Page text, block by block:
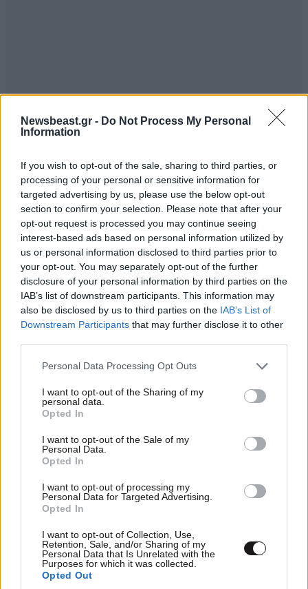
Newsbeast.gr - Do Not Process My Personal
Information
If you wish to opt-out of the sale, sharing to third parties, or
processing of your personal or sensitive information for
targeted advertising by us, please use the below opt-out
section to confirm your selection. Please note that after your
opt-out request is processed you may continue seeing
interest-based ads based on personal information utilized by
us or personal information disclosed to third parties prior to
your opt-out. You may separately opt-out of the further
disclosure of your personal information by third parties on the
IAB’s list of downstream participants. This information may
also be disclosed by us to third parties on the IAB’s List of
Downstream Participants that may further disclose it to other
Please note that this website/app uses one or more Google
not limited to your visit or usage behaviour. You may click to
grant or deny consent to Google and its third-party tags to
use your data for below specified purposes in below Google
consent section.
Personal Data Processing Opt Outs
I want to opt-out of the Sharing of my
personal data.
Opted In
I want to opt-out of the Sale of my
Personal Data.
Opted In
I want to opt-out of processing my
Personal Data for Targeted Advertising.
Opted In
I want to opt-out of Collection, Use,
Retention, Sale, and/or Sharing of my
Personal Data that Is Unrelated with the
Purposes for which it was collected.
Opted Out
Εριέττα Κούρκουλου – Τα 33α γενέθλια και τα
φιλιά με τον Βύρωνα Βασιλειάδη: «Καμία στιγμή
ευτυχίας δεδομένη»